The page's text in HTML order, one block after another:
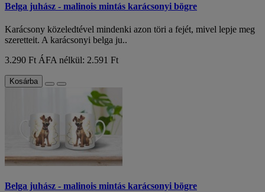
Belga juhász - malinois mintás karácsonyi bögre
Karácsony közeledtével mindenki azon töri a fejét, mivel lepje meg
szeretteit. A karácsonyi belga ju..
3.290 Ft ÁFA nélkül: 2.591 Ft
Kosárba
Belga juhász - malinois mintás karácsonyi bögre